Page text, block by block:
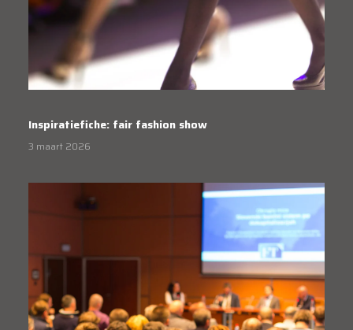
Inspiratiefiche: fair fashion show
3 maart 2026